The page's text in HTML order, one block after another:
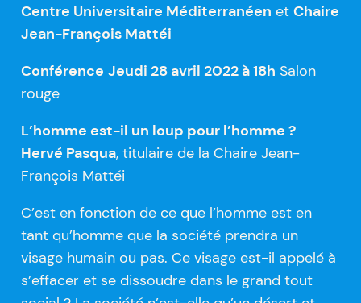
Centre Universitaire Méditerranéen et Chaire
Jean-François Mattéi
Conférence Jeudi 28 avril 2022 à 18h Salon
rouge
L’homme est-il un loup pour l’homme ?
Hervé Pasqua, titulaire de la Chaire Jean-
François Mattéi
C’est en fonction de ce que l’homme est en
tant qu’homme que la société prendra un
visage humain ou pas. Ce visage est-il appelé à
s’effacer et se dissoudre dans le grand tout